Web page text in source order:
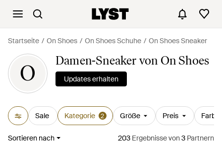
Startseite On Shoes On Shoes Schuhe On Shoes Sneaker
O
Damen-Sneaker von On Shoes
Updates erhalten
Sale Kategorie 2 Größe Preis Farbe
Sortieren nach 203 Ergebnissevon3 Partnern